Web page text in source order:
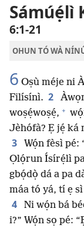
Sámúẹ́lì
6:1-21
OHUN TÓ WÀ
6 Oṣù méje ni
Filísínì. 2
woṣẹ́woṣẹ́, +
Jèhófà? Ẹ jẹ́ ká
3
Wọ́n fèsì pé:
Ọlọ́run Ísírẹ́lì pa
gbọ́dọ̀ dá a pa
máa tó yá, tí ẹ
4
Ni wọ́n bá
i?” Wọ́n sọ pé: